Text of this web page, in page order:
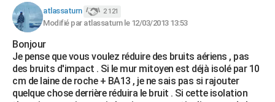
atlassaturn 2 121
Modifié par atlassaturn le 12/03/2013 13:53
Bonjour
Je pense que vous voulez réduire des bruits aériens , pas
des bruits d'impact . Si le mur mitoyen est déjà isolé par 10
cm de laine de roche + BA13 , je ne sais pas si rajouter
quelque chose derrière réduira le bruit . Si cette isolation